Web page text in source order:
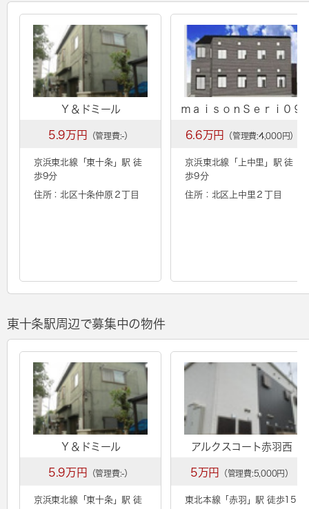
Ｙ＆ドミール
5.9万円 （管理費:-）
京浜東北線「東十条 」駅 徒
歩9分
住所：北区十条仲原２丁目
ｍａｉｓｏｎＳｅｒｉ０９
6.6万円 （管理費:4,000円）
京浜東北線「 上中里 」駅 徒
歩9分
住所：北区上中里２丁目
東十条駅周辺で募集中の物件
Ｙ＆ドミール
5.9万円 （管理費:-）
京浜東北線「東十条 」駅 徒
アルクスコート赤羽西
5万円 （管理費:5,000円）
東北本線「赤羽 」駅 徒歩15